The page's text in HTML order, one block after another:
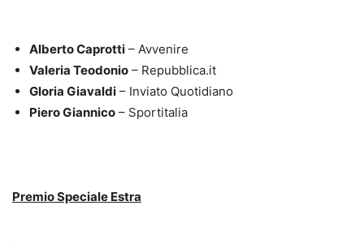
Alberto Caprotti – Avvenire
Valeria Teodonio – Repubblica.it
Gloria Giavaldi – Inviato Quotidiano
Piero Giannico – Sportitalia
Premio Speciale Estra